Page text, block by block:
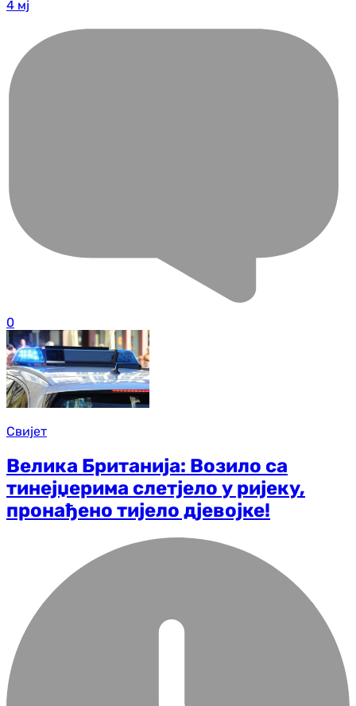
4 мј
0
Свијет
Велика Британија: Возило са
тинејџерима слетјело у ријеку,
пронађено тијело дјевојке!